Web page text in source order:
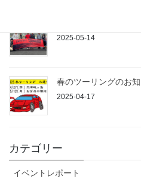
2025-05-14
春のツーリングのお
2025-04-17
カテゴリー
イベントレポート